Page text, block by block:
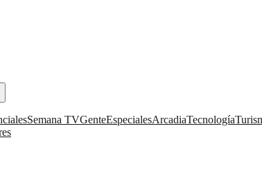
Semana TVGenteEspecialesArcadiaTecnología